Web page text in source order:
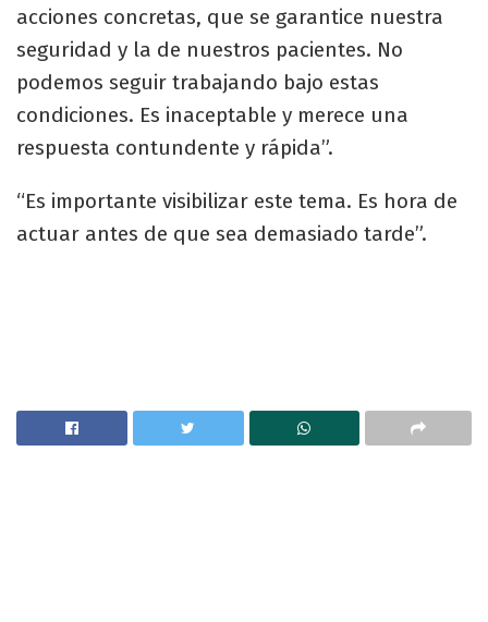
acciones concretas, que se garantice nuestra
seguridad y la de nuestros pacientes. No
podemos seguir trabajando bajo estas
condiciones. Es inaceptable y merece una
respuesta contundente y rápida”.
“Es importante visibilizar este tema. Es hora de
actuar antes de que sea demasiado tarde”.